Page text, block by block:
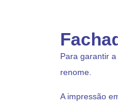
Para garantir
renome.
A impressão